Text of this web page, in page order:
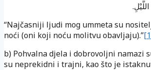
“Najčasniji ljudi mog ummeta su
noći (oni koji noću molitvu obavljaju).”
b) Pohvalna djela i dobrovoljni namazi
su neprekidni i trajni, kao što je